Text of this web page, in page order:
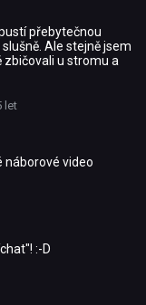
přebytečnou
Ale stejně jsem
zbičovali u stromu a
let
náborové video
:-D